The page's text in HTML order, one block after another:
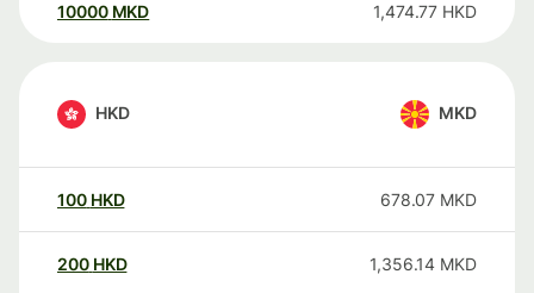
10000 MKD 1,474.77 HKD
HKD MKD
100 HKD 678.07 MKD
200 HKD 1,356.14 MKD